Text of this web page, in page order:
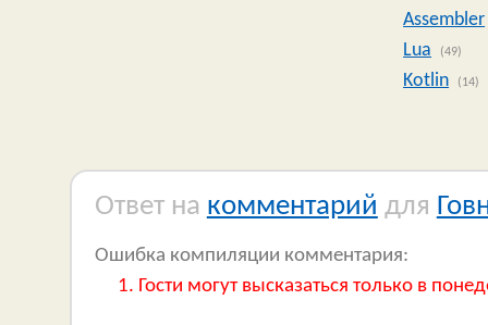
Assembler
Lua
(49)
Kotlin (14)
Ответ на комментарий для
Ошибка компиляции комментария:
Гости могут высказаться только в